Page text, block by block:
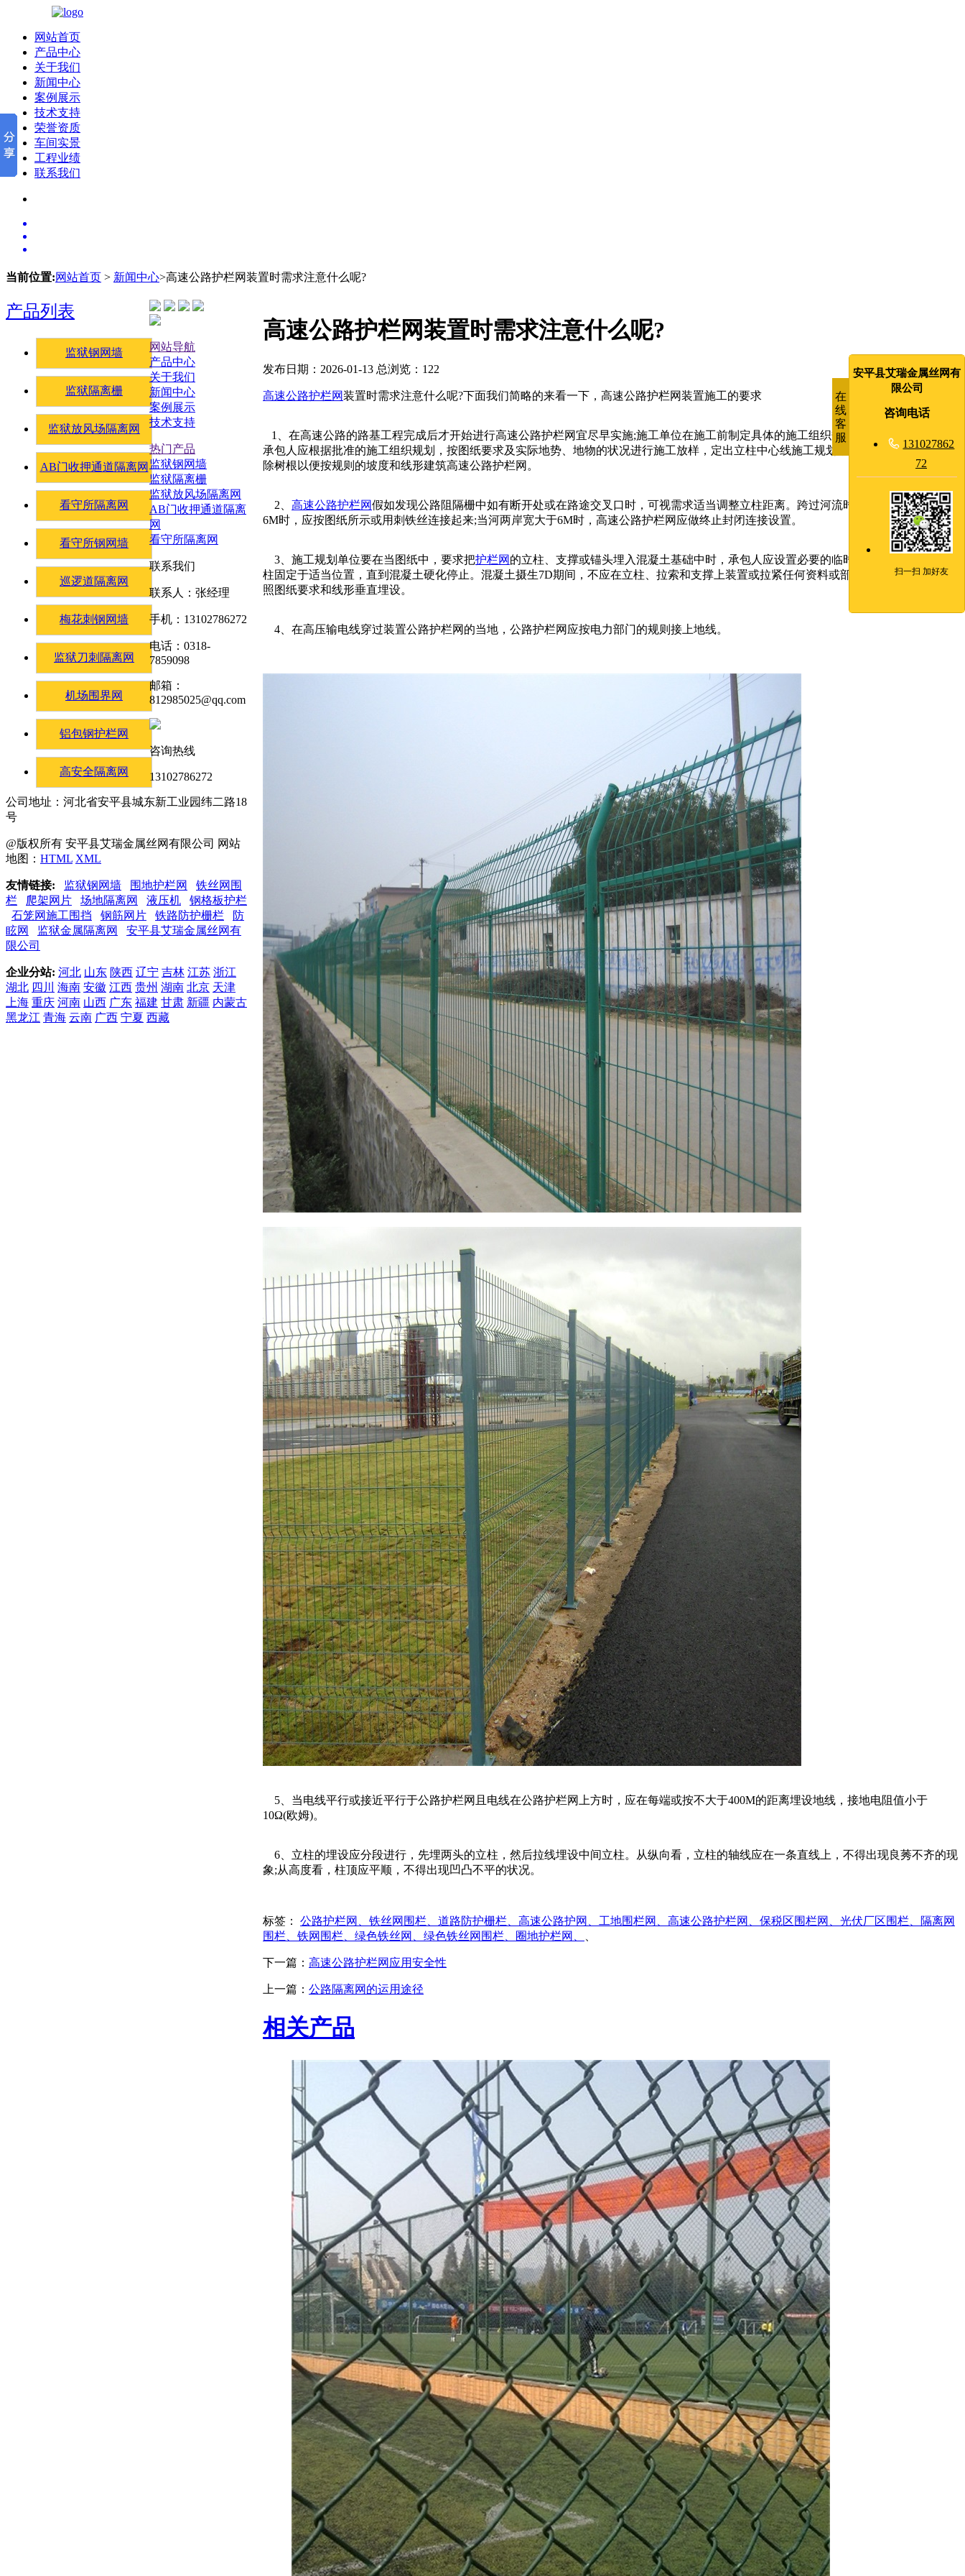
网站首页
产品中心
关于我们
新闻中心
案例展示
技术支持
荣誉资质
车间实景
工程业绩
联系我们
当前位置:网站首页 > 新闻中心>高速公路护栏网装置时需求注意什么呢?
产品列表
监狱钢网墙
监狱隔离栅
监狱放风场隔离网
AB门收押通道隔离网
看守所隔离网
看守所钢网墙
巡逻道隔离网
梅花刺钢网墙
监狱刀刺隔离网
机场围界网
铝包钢护栏网
高安全隔离网
高速公路护栏网装置时需求注意什么呢?
发布日期：2026-01-13 总浏览： 122
高速公路护栏网装置时需求注意什么呢?下面我们简略的来看一下，高速公路护栏网装置施工的要求
1、在高速公路的路基工程完成后才开始进行高速公路护栏网宜尽早实施;施工单位在施工前制定具体的施工组织规划送监理工程师审批。
承包人应根据批准的施工组织规划，按图纸要求及实际地势、地物的状况进行施工放样，定出立柱中心线施工规划，进行必要的清场和挖
除树根以便按规则的坡度和线形建筑高速公路护栏网。
2、 高速公路护栏网假如发现公路阻隔栅中如有断开处或在路途交叉口时，可视需求适当调整立柱距离。跨过河流时，当河两岸宽不超过
6M时，应按图纸所示或用刺铁丝连接起来;当河两岸宽大于6M时，高速公路护栏网应做终止封闭连接设置。
3、施工规划单位要在当图纸中，要求把护栏网 的立柱、支撑或锚头埋入混凝土基础中时，承包人应设置必要的临时拉索或支撑，以把立
柱固定于适当位置，直到混凝土硬化停止。混凝土摄生7D期间，不应在立柱、拉索和支撑上装置或拉紧任何资料或部件。一切立柱均应按
照图纸要求和线形垂直埋设。
4、在高压输电线穿过装置公路护栏网的当地，公路护栏网应按电力部门的规则接上地线。
5、当电线平行或接近平行于公路护栏网且电线在公路护栏网上方时，应在每端或按不大于400M的距离埋设地线，接地电阻值小于
10Ω(欧姆)。
6、立柱的埋设应分段进行，先埋两头的立柱，然后拉线埋设中间立柱。从纵向看，立柱的轴线应在一条直线上，不得出现良莠不齐的现
象;从高度看，柱顶应平顺，不得出现凹凸不平的状况。
标签： 公路护栏网、铁丝网围栏、道路防护栅栏、高速公路护网、工地围栏网、高速公路护栏网、保税区围栏网、光伏厂区围栏、隔离网
围栏、铁网围栏、绿色铁丝网、绿色铁丝网围栏、圈地护栏网、
下一篇： 高速公路护栏网应用安全性
上一篇： 公路隔离网的运用途径
相关产品
网站导航
产品中心
关于我们
新闻中心
案例展示
技术支持
热门产品
监狱钢网墙
监狱隔离栅
监狱放风场隔离网
AB门收押通道隔离
网
看守所隔离网
联系我们
联系人：张经理
手机：13102786272
电话：0318-
7859098
邮箱：
812985025@qq.com
咨询热线
13102786272
公司地址：河北省安平县城东新工业园纬二路18
号
@版权所有 安平县艾瑞金属丝网有限公司 网站
地图： HTML XML
友情链接: 监狱钢网墙 围地护栏网
铁丝网围
栏
爬架网片 场地隔离网 液压机
钢格板护栏
石笼网施工围挡
钢筋网片 铁路防护栅栏
防
眩网
监狱金属隔离网
安平县艾瑞金属丝网有
限公司
企业分站: 河北 山东 陕西 辽宁 吉林 江苏 浙江
湖北 四川 海南 安徽 江西 贵州 湖南 北京 天津
上海 重庆 河南 山西 广东 福建 甘肃 新疆 内蒙古
黑龙江 青海 云南 广西 宁夏 西藏
在
线
客
服
安平县艾瑞金属丝网有
限公司
咨询电话
 131027862
72
扫一扫 加好友